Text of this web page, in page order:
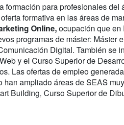
formación para profesionales del
formativa en las áreas de
Online,ocupación que en
programas de máster: Máster
Digital. También se
y el Curso Superior de
Las ofertas de empleo
ampliado áreas de SEAS
Building, Curso Superior de